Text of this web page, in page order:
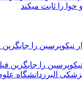
حوا را ثابت میکند
را جایگزین
دانشگاه